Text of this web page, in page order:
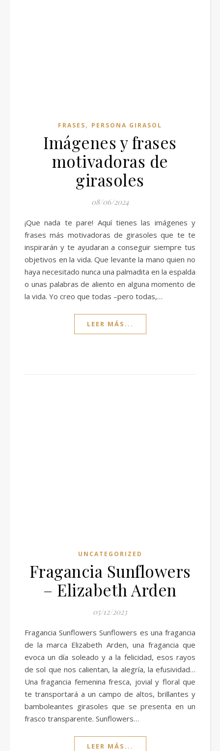
FRASES, PERSONA GIRASOL
Imágenes y frases
motivadoras de
girasoles
08/06/2024
¡Que nada te pare! Aquí tienes las imágenes y
frases más motivadoras de girasoles que te te
inspirarán y te ayudaran a conseguir siempre tus
objetivos en la vida. Que levante la mano quien no
haya necesitado nunca una palmadita en la espalda
o unas palabras de aliento en alguna momento de
la vida. Yo creo que todas –pero todas,…
LEER MÁS...
UNCATEGORIZED
Fragancia Sunflowers
– Elizabeth Arden
05/12/2023
Fragancia Sunflowers Sunflowers es una fragancia
de la marca Elizabeth Arden, una fragancia que
evoca un día soleado y a la felicidad, esos rayos
de sol que nos calientan, la alegría, la efusividad…
Una fragancia femenina fresca, jovial y floral que
te transportará a un campo de altos, brillantes y
bamboleantes girasoles que se presenta en un
frasco transparente. Sunflowers…
LEER MÁS...